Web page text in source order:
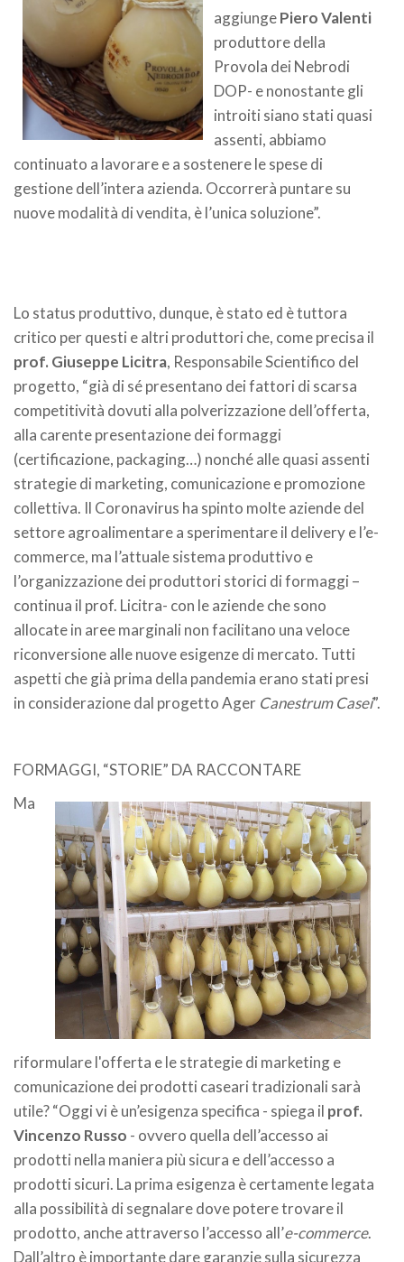
aggiungePiero Valenti
produttore della
Provola dei Nebrodi
DOP- e nonostante gli
introiti siano stati quasi
assenti, abbiamo
continuato a lavorare e a sostenere le spese di
gestione dell’intera azienda. Occorrerà puntare su
nuove modalità di vendita, è l’unica soluzione”.
Lo status produttivo, dunque, è stato ed è tuttora
critico per questi e altri produttori che, come precisa il
prof. Giuseppe Licitra, Responsabile Scientifico del
progetto, “già di sé presentano dei fattori di scarsa
competitività dovuti alla polverizzazione dell’offerta,
alla carente presentazione dei formaggi
(certificazione, packaging…) nonché alle quasi assenti
strategie di marketing, comunicazione e promozione
collettiva. Il Coronavirus ha spinto molte aziende del
settore agroalimentare a sperimentare il delivery e l’e-
commerce, ma l’attuale sistema produttivo e
l’organizzazione dei produttori storici di formaggi –
continua il prof. Licitra- con le aziende che sono
allocate in aree marginali non facilitano una veloce
riconversione alle nuove esigenze di mercato. Tutti
aspetti che già prima della pandemia erano stati presi
in considerazione dal progetto Ager Canestrum Casei”.
FORMAGGI, “STORIE” DA RACCONTARE
Ma
riformulare l'offerta e le strategie di marketing e
comunicazione dei prodotti caseari tradizionali sarà
utile? “Oggi vi è un’esigenza specifica - spiega il prof.
Vincenzo Russo - ovvero quella dell’accesso ai
prodotti nella maniera più sicura e dell’accesso a
prodotti sicuri. La prima esigenza è certamente legata
alla possibilità di segnalare dove potere trovare il
prodotto, anche attraverso l’accesso all’e-commerce.
Dall’altro è importante dare garanzie sulla sicurezza